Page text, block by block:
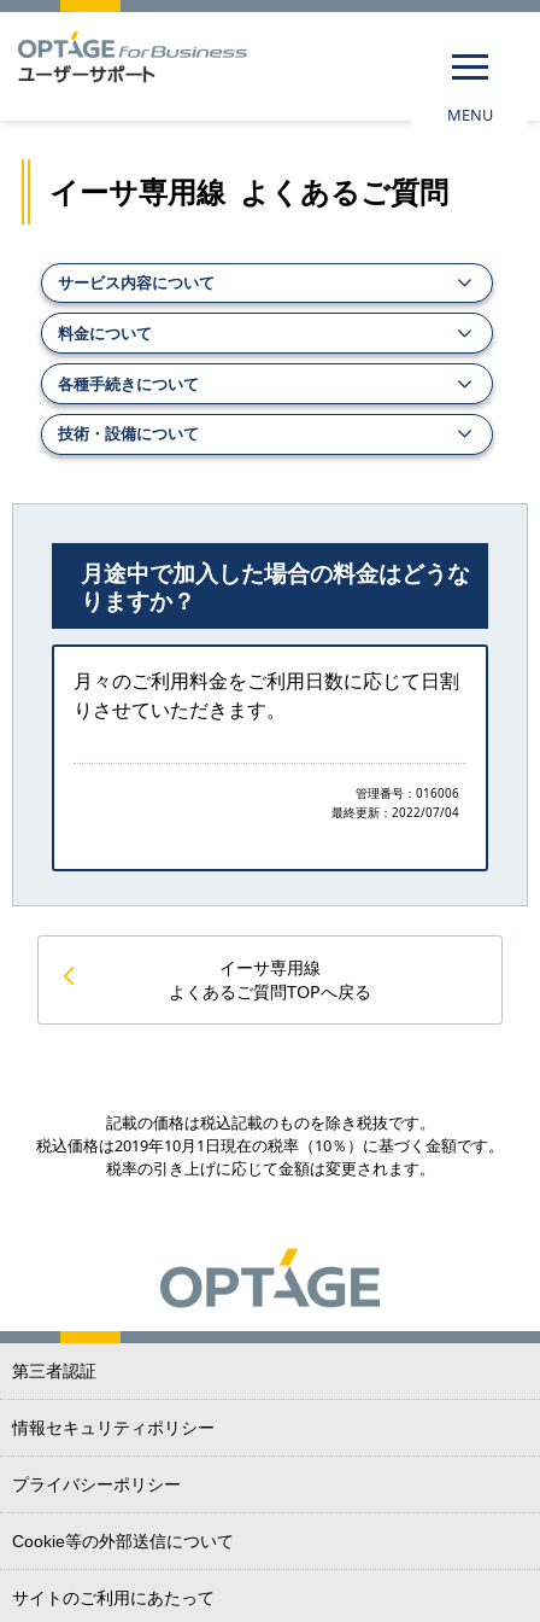
MENU
イーサ専用線 よくあるご質問
サービス内容について
料金について
各種手続きについて
技術・設備について
月途中で加入した場合の料金はどうな
りますか？
月々のご利用料金をご利用日数に応じて日割
りさせていただきます。
管理番号：016006
最終更新：2022/07/04
イーサ専用線
よくあるご質問TOPへ戻る
記載の価格は税込記載のものを除き税抜です。
税込価格は2019年10月1日現在の税率（10％）に基づく金額です。
税率の引き上げに応じて金額は変更されます。
第三者認証
情報セキュリティポリシー
プライバシーポリシー
Cookie等の外部送信について
サイトのご利用にあたって